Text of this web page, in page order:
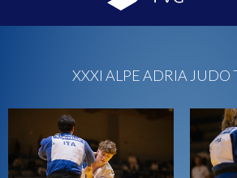
XXXI ALPE ADRIA JUDO